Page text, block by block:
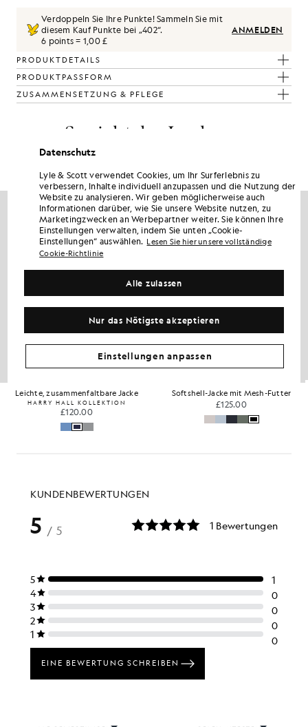
Verdoppeln Sie Ihre Punkte! Sammeln Sie mit
diesem Kauf Punkte bei „402“.
6 points = 1,00 £
ANMELDEN
PRODUKTDETAILS
PRODUKTPASSFORM
ZUSAMMENSETZUNG & PFLEGE
So sieht der Look aus
Stellen Sie Ihr komplettes Outfit aus raffinierten Stücken zusammen,
Leichte, zusammenfaltbare Jacke
HARRY HALL KOLLEKTION
£120.00
NEU EINGETROFFEN
Softshell-Jacke mit Mesh-Futter
£125.00
Datenschutz
Lyle & Scott verwendet Cookies, um Ihr Surferlebnis zu
verbessern, Inhalte individuell anzupassen und die Nutzung der
Website zu analysieren. Wir geben möglicherweise auch
Informationen darüber, wie Sie unsere Website nutzen, zu
Marketingzwecken an Werbepartner weiter. Sie können Ihre
Einstellungen verwalten, indem Sie unten „Cookie-
Einstellungen“ auswählen. Lesen Sie hier unsere vollständige
Cookie-Richtlinie
Nur das Nötigste akzeptieren
Alle zulassen
Einstellungen anpassen